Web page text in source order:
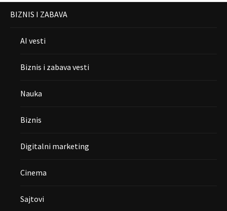
BIZNIS I ZABAVA
AI vesti
Biznis i zabava vesti
Nauka
Biznis
Digitalni marketing
Cinema
Sajtovi